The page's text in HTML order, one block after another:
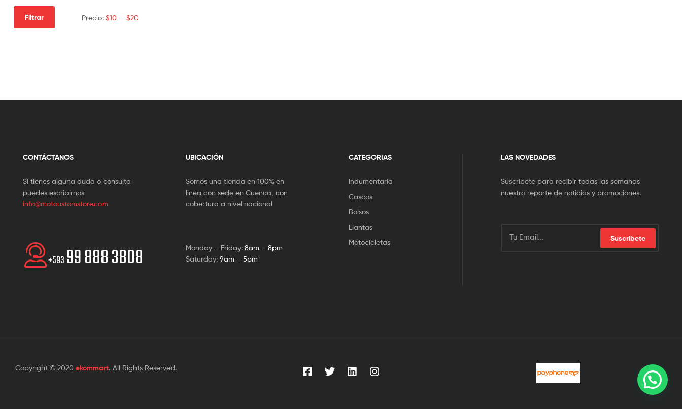
Filtrar Precio:$10 —$20
CONTÁCTANOS
Si tienes alguna duda o consulta
puedes escribirnos
info@motoustomstore.com
+593 99 888 3808
UBICACIÓN
Somos una tienda en 100% en
linea con sede en Cuenca, con
cobertura a nivel nacional
Monday – Friday: 8am – 8pm
Saturday: 9am – 5pm
CATEGORIAS
Indumentaria
Cascos
Bolsos
Llantas
Motocicletas
LAS NOVEDADES
Suscríbete para recibir todas las semanas
nuestro reporte de noticias y promociones.
Suscríbete
Copyright © 2020 ekommart. All Rights Reserved.